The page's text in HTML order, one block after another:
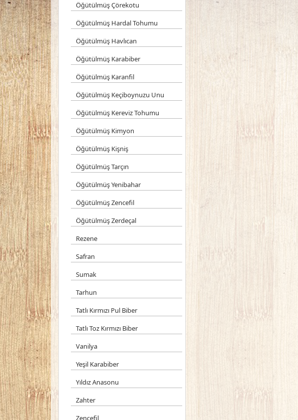
Öğütülmüş Çörekotu
Öğütülmüş Hardal Tohumu
Öğütülmüş Havlıcan
Öğütülmüş Karabiber
Öğütülmüş Karanfil
Öğütülmüş Keçiboynuzu Unu
Öğütülmüş Kereviz Tohumu
Öğütülmüş Kimyon
Öğütülmüş Kişniş
Öğütülmüş Tarçın
Öğütülmüş Yenibahar
Öğütülmüş Zencefil
Öğütülmüş Zerdeçal
Rezene
Safran
Sumak
Tarhun
Tatlı Kırmızı Pul Biber
Tatlı Toz Kırmızı Biber
Vanilya
Yeşil Karabiber
Yıldız Anasonu
Zahter
Zencefil